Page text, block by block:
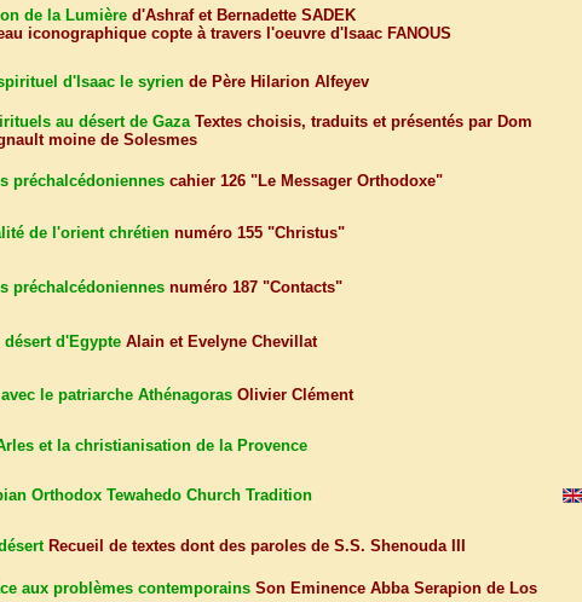
de la Lumièred'Ashraf et Bernadette SADEK
iconographique copte à travers l'oeuvre d'Isaac FANOUS
d'Isaac le syriende Père Hilarion Alfeyev
au désert de Gaza Textes choisis, traduits et présentés par Dom
moine de Solesmes
préchalcédoniennescahier 126 "Le Messager Orthodoxe"
de l'orient chrétiennuméro 155 "Christus"
préchalcédoniennesnuméro 187 "Contacts"
désert d'EgypteAlain et Evelyne Chevillat
le patriarche AthénagorasOlivier Clément
et la christianisation de la Provence
Orthodox Tewahedo Church Tradition
Recueil de textes dont des paroles de S.S. Shenouda III
aux problèmes contemporainsSon Eminence Abba Serapion de Los